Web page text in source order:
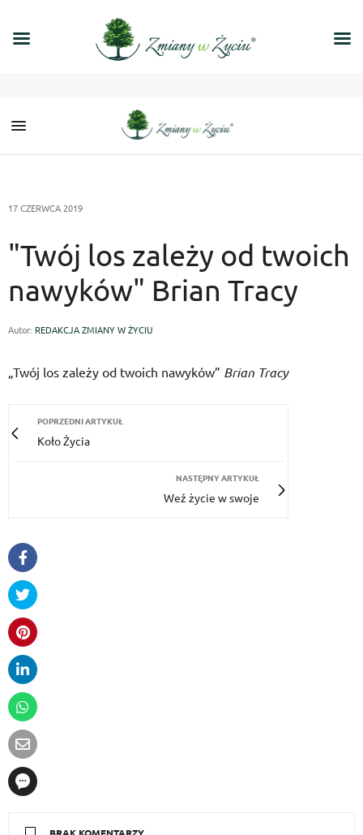
17 CZERWCA 2019
"Twój los zależy od twoich
nawyków" Brian Tracy
Autor: REDAKCJA ZMIANY W ŻYCIU
„Twój los zależy od twoich nawyków” Brian Tracy
POPRZEDNI ARTYKUŁ
Koło Życia
NASTĘPNY ARTYKUŁ
Weź życie w swoje